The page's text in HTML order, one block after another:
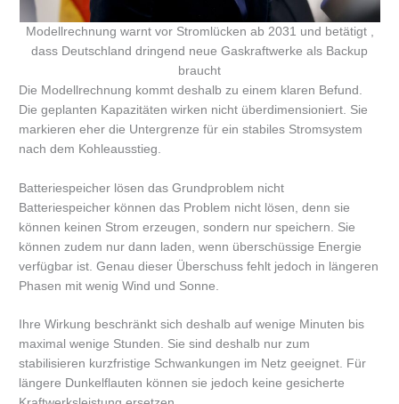
Modellrechnung warnt vor Stromlücken ab 2031 und betätigt ,
dass Deutschland dringend neue Gaskraftwerke als Backup
braucht
Die Modellrechnung kommt deshalb zu einem klaren Befund.
Die geplanten Kapazitäten wirken nicht überdimensioniert. Sie
markieren eher die Untergrenze für ein stabiles Stromsystem
nach dem Kohleausstieg.
Batteriespeicher lösen das Grundproblem nicht
Batteriespeicher können das Problem nicht lösen, denn sie
können keinen Strom erzeugen, sondern nur speichern. Sie
können zudem nur dann laden, wenn überschüssige Energie
verfügbar ist. Genau dieser Überschuss fehlt jedoch in längeren
Phasen mit wenig Wind und Sonne.
Ihre Wirkung beschränkt sich deshalb auf wenige Minuten bis
maximal wenige Stunden. Sie sind deshalb nur zum
stabilisieren kurzfristige Schwankungen im Netz geeignet. Für
längere Dunkelflauten können sie jedoch keine gesicherte